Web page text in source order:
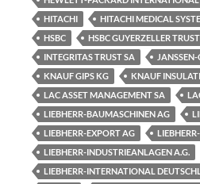
HITACHI
HITACHI MEDICAL
HSBC
HSBC GUYERZELLER
INTEGRITAS TRUST SA
KNAUF GIPS KG
KNAUF
LAC ASSET MANAGEMENT SA
LIEBHERR-BAUMASCHINEN AG
LIEBHERR-EXPORT AG
LIEBHERR-INDUSTRIEANLAGEN A.G.
LIEBHERR-INTERNATIONAL